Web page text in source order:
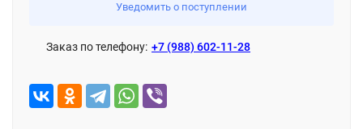
Уведомить о поступлении
Заказ по телефону: +7 (988) 602-11-28